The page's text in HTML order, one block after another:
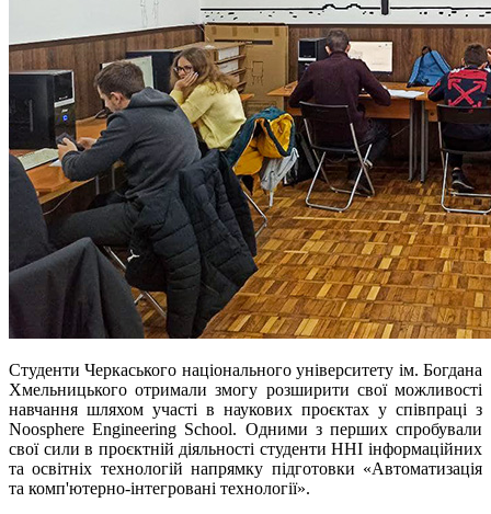
Студенти Черкаського національного університету ім. Богдана
Хмельницького отримали змогу розширити свої можливості
навчання шляхом участі в наукових проєктах у співпраці з
Noosphere Engineering School. Одними з перших спробували
свої сили в проєктній діяльності студенти ННІ інформаційних
та освітніх технологій напрямку підготовки «Автоматизація
та комп'ютерно-інтегровані технології».